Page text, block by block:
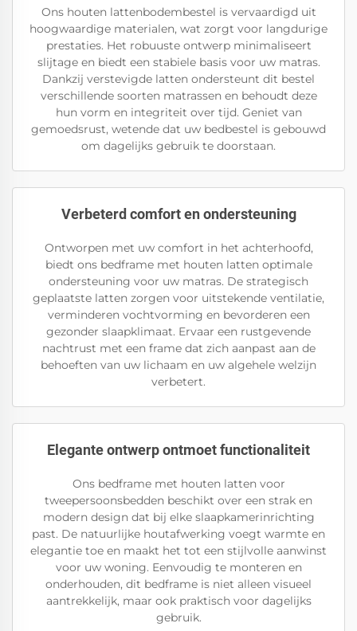
Ons houten lattenbodembestel is vervaardigd uit
hoogwaardige materialen, wat zorgt voor langdurige
prestaties. Het robuuste ontwerp minimaliseert
slijtage en biedt een stabiele basis voor uw matras.
Dankzij verstevigde latten ondersteunt dit bestel
verschillende soorten matrassen en behoudt deze
hun vorm en integriteit over tijd. Geniet van
gemoedsrust, wetende dat uw bedbestel is gebouwd
om dagelijks gebruik te doorstaan.
Verbeterd comfort en ondersteuning
Ontworpen met uw comfort in het achterhoofd,
biedt ons bedframe met houten latten optimale
ondersteuning voor uw matras. De strategisch
geplaatste latten zorgen voor uitstekende ventilatie,
verminderen vochtvorming en bevorderen een
gezonder slaapklimaat. Ervaar een rustgevende
nachtrust met een frame dat zich aanpast aan de
behoeften van uw lichaam en uw algehele welzijn
verbetert.
Elegante ontwerp ontmoet functionaliteit
Ons bedframe met houten latten voor
tweepersoonsbedden beschikt over een strak en
modern design dat bij elke slaapkamerinrichting
past. De natuurlijke houtafwerking voegt warmte en
elegantie toe en maakt het tot een stijlvolle aanwinst
voor uw woning. Eenvoudig te monteren en
onderhouden, dit bedframe is niet alleen visueel
aantrekkelijk, maar ook praktisch voor dagelijks
gebruik.